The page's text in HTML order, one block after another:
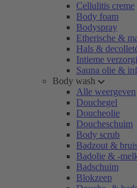
Cellulitis creme
Body foam
Bodyspray
Etherische &
Hals &
Intieme
Sauna olie &
Body wash
Alle weergeven
Douchegel
Doucheolie
Doucheschuim
Body scrub
Badzout &
Badolie & -
Badschuim
Blokzeep